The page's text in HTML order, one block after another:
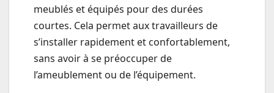
meublés et équipés pour des durées
courtes. Cela permet aux travailleurs de
s’installer rapidement et confortablement,
sans avoir à se préoccuper de
l’ameublement ou de l’équipement.